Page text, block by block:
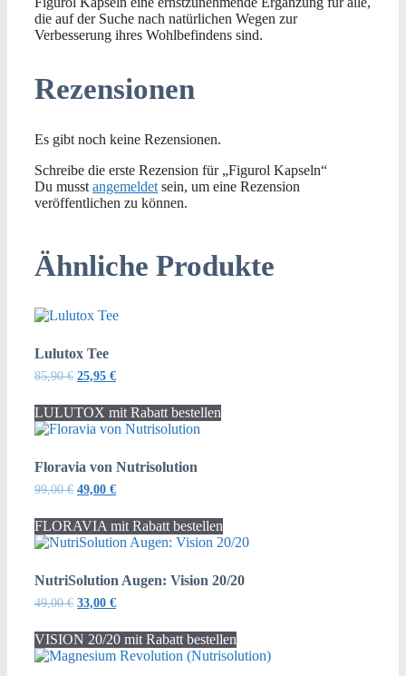
die auf der Suche nach natürlichen Wegen zur
Verbesserung ihres Wohlbefindens sind.
Rezensionen
Es gibt noch keine Rezensionen.
Schreibe die erste Rezension für „Figurol Kapseln“
Du musst angemeldet sein, um eine Rezension
veröffentlichen zu können.
Ähnliche Produkte
Lulutox Tee
85,90€ Ursprünglicher
war:
85,90 €
25,95 €Aktueller
ist:
25,95 €.
LULUTOX mit Rabatt bestellen
Floravia von Nutrisolution
99,00€ Ursprünglicher
war:
99,00 €
49,00 €Aktueller
ist:
49,00 €.
FLORAVIA mit Rabatt bestellen
NutriSolution Augen: Vision 20/20
49,00€ Ursprünglicher
war:
49,00 €
33,00 €Aktueller
ist:
33,00 €.
VISION 20/20 mit Rabatt bestellen